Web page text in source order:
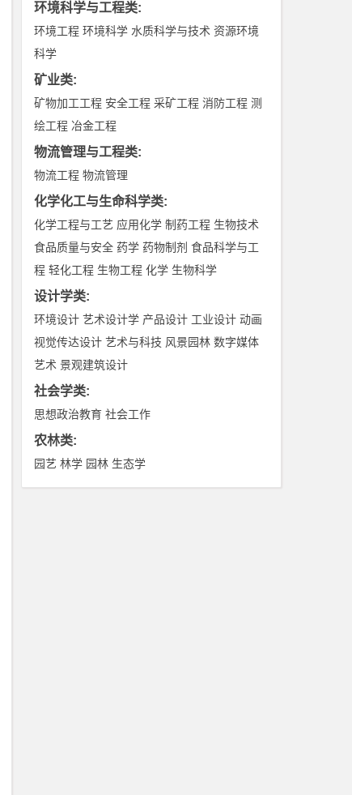
环境科学与工程类:
环境工程 环境科学 水质科学与技术 资源环境
科学
矿业类:
矿物加工工程 安全工程 采矿工程 消防工程 测
绘工程 冶金工程
物流管理与工程类:
物流工程 物流管理
化学化工与生命科学类:
化学工程与工艺 应用化学 制药工程 生物技术
食品质量与安全 药学 药物制剂 食品科学与工
程 轻化工程 生物工程 化学 生物科学
设计学类:
环境设计 艺术设计学 产品设计 工业设计 动画
视觉传达设计 艺术与科技 风景园林 数字媒体
艺术 景观建筑设计
社会学类:
思想政治教育 社会工作
农林类:
园艺 林学 园林 生态学